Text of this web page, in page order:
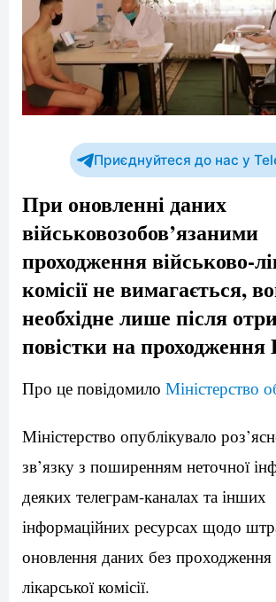
Приєднуйтеся до нас у
При оновленні даних
військовозобов’язаними
проходження військово-
комісії не вимагається,
необхідне лише після
повістки на
Про це повідомило Міністерство
Міністерство опублікувало
зв’язку з поширенням неточної
деяких телеграм-каналах та інших
інформаційних ресурсах щодо
оновлення даних без проходження
лікарської комісії.